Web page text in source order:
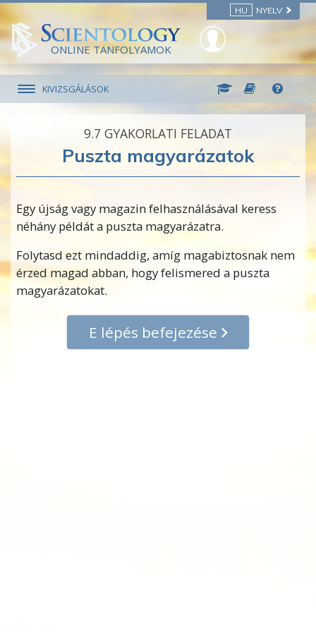
HU NYELV
ONLINE TANFOLYAMOK
KIVIZSGÁLÁSOK
9.‎7 GYAKORLATI FELADAT
Puszta magyarázatok
Egy újság vagy magazin felhasználásával keress
néhány példát a puszta magyarázatra.
Folytasd ezt mindaddig, amíg magabiztosnak nem
érzed magad abban, hogy felismered a puszta
magyarázatokat.
E lépés befejezése